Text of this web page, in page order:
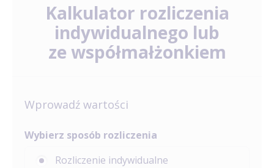
Kalkulator rozliczenia
indywidualnego lub
ze współmałżonkiem
Wprowadź wartości
Wybierz sposób rozliczenia
Rozliczenie indywidualne